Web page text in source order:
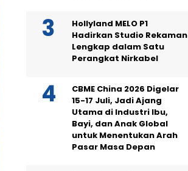
Hollyland MELO P1
Hadirkan Studio Rekaman
Lengkap dalam Satu
Perangkat Nirkabel
CBME China 2026 Digelar
15-17 Juli, Jadi Ajang
Utama di Industri Ibu,
Bayi, dan Anak Global
untuk Menentukan Arah
Pasar Masa Depan